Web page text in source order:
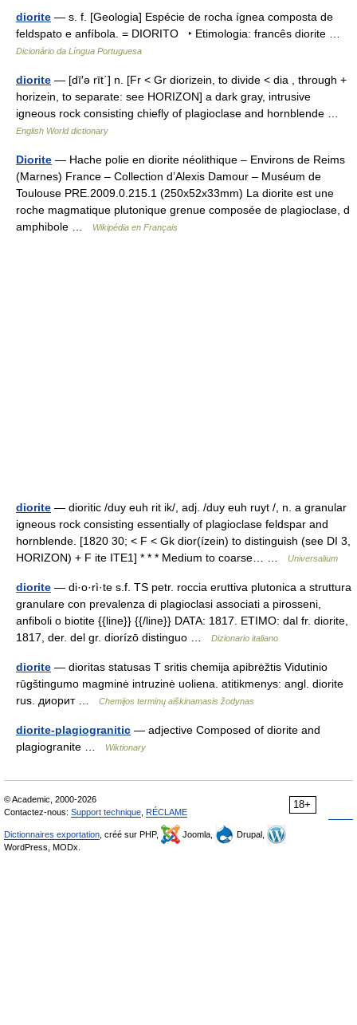
diorite — s. f. [Geologia] Espécie de rocha ígnea composta de
feldspato e anfíbola. = DIORITO ‣ Etimologia: francês diorite …
Dicionário da Língua Portuguesa
diorite — [dī′ə rīt΄] n. [Fr < Gr diorizein, to divide < dia , through +
horizein, to separate: see HORIZON] a dark gray, intrusive
igneous rock consisting chiefly of plagioclase and hornblende …
English World dictionary
Diorite — Hache polie en diorite néolithique – Environs de Reims
(Marnes) France – Collection d’Alexis Damour – Muséum de
Toulouse PRE.2009.0.215.1 (250x52x33mm) La diorite est une
roche magmatique plutonique grenue composée de plagioclase, d
amphibole …
Wikipédia en Français
diorite — dioritic /duy euh rit ik/, adj. /duy euh ruyt /, n. a granular
igneous rock consisting essentially of plagioclase feldspar and
hornblende. [1820 30; < F < Gk dior(ízein) to distinguish (see DI 3,
HORIZON) + F ite ITE1] * * * Medium to coarse… …
Universalium
diorite — di·o·rì·te s.f. TS petr. roccia eruttiva plutonica a struttura
granulare con prevalenza di plagioclasi associati a pirosseni,
anfiboli o biotite {{line}} {{/line}} DATA: 1817. ETIMO: dal fr. diorite,
1817, der. del gr. diorízō distinguo …
Dizionario italiano
diorite — dioritas statusas T sritis chemija apibrėžtis Vidutinio
rūgštingumo magminė intruzinė uoliena. atitikmenys: angl. diorite
rus. диорит …
Chemijos terminų aiškinamasis žodynas
diorite-plagiogranitic — adjective Composed of diorite and
plagiogranite …
Wiktionary
18+
© Academic, 2000-2026
Contactez-nous: Support technique RÉCLAME
Dictionnaires exportation , créé sur PHP, Joomla,
Drupal,
WordPress, MODx.